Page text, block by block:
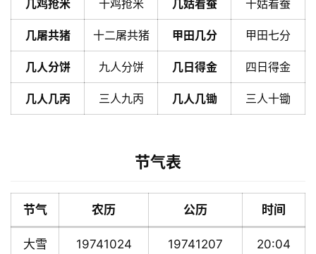
几鸡抢米 十鸡抢米 几姑看蚕 十姑看蚕
几屠共猪 十二屠共猪 甲田几分 甲田七分
几人分饼 九人分饼 几日得金 四日得金
几人几丙 三人九丙 几人几锄 三人十锄
节气表
节气 农历 公历 时间
大雪 19741024 19741207 20:04